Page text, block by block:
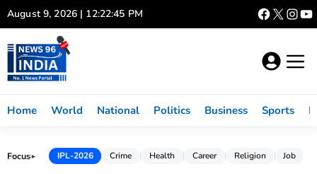
Skip
to
content
August 9, 2026 | 12:22:45 PM
Home World National Politics Business Sports
Focus► IPL-2026 Crime Health Career Religion Job